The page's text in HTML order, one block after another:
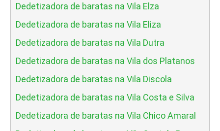
Dedetizadora de baratas na Vila Elza
Dedetizadora de baratas na Vila Eliza
Dedetizadora de baratas na Vila Dutra
Dedetizadora de baratas na Vila dos Platanos
Dedetizadora de baratas na Vila Discola
Dedetizadora de baratas na Vila Costa e Silva
Dedetizadora de baratas na Vila Chico Amaral